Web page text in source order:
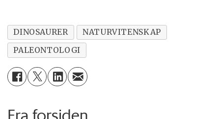
DINOSAURER
NATURVITENSKAP
PALEONTOLOGI
Fra forsiden